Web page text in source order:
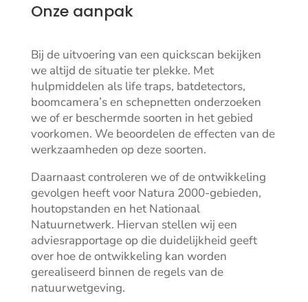
Onze aanpak
Bij de uitvoering van een quickscan bekijken
we altijd de situatie ter plekke. Met
hulpmiddelen als life traps, batdetectors,
boomcamera’s en schepnetten onderzoeken
we of er beschermde soorten in het gebied
voorkomen. We beoordelen de effecten van de
werkzaamheden op deze soorten.
Daarnaast controleren we of de ontwikkeling
gevolgen heeft voor Natura 2000-gebieden,
houtopstanden en het Nationaal
Natuurnetwerk. Hiervan stellen wij een
adviesrapportage op die duidelijkheid geeft
over hoe de ontwikkeling kan worden
gerealiseerd binnen de regels van de
natuurwetgeving.